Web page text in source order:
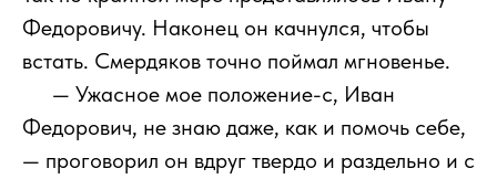
Федоровичу. Наконец он качнулся, чтобы
встать. Смердяков точно поймал мгновенье.
— Ужасное мое положение-с, Иван
Федорович, не знаю даже, как и помочь себе,
— проговорил он вдруг твердо и раздельно и с